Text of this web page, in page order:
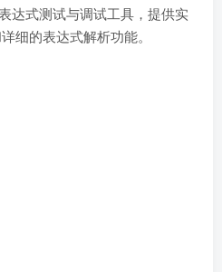
达式测试与调试工具，提供实
细的表达式解析功能。